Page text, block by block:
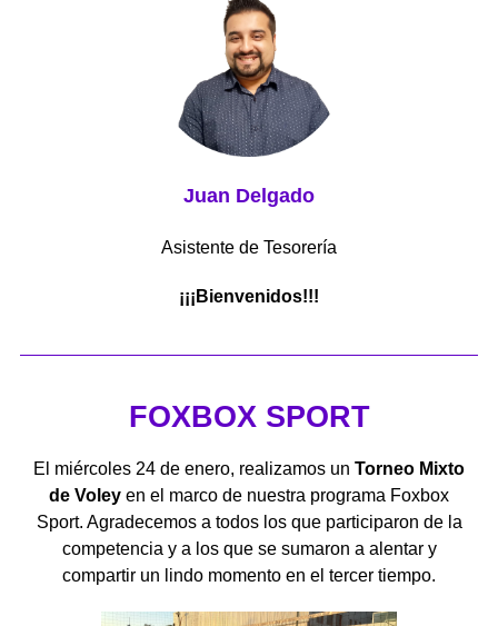
Juan Delgado
Asistente de Tesorería
¡¡¡Bienvenidos!!!
FOXBOX SPORT
El miércoles 24 de enero, realizamos un Torneo Mixto
de Voley en el marco de nuestra programa Foxbox
Sport. Agradecemos a todos los que participaron de la
competencia y a los que se sumaron a alentar y
compartir un lindo momento en el tercer tiempo.